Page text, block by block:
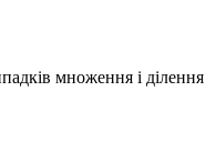
множення і ділення